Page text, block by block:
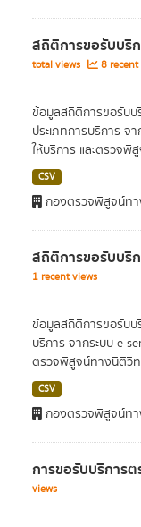
สถิติการขอรับบริ
total views
8 recent
ข้อมูลสถิติการขอรับ
ประเภทการบริการ จ
ให้บริการ และตรวจพิ
CSV
กองตรวจพิสูจน์ท
สถิติการขอรับบริ
1 recent views
ข้อมูลสถิติการขอรับบ
บริการ จากระบบ e-
ตรวจพิสูจน์ทางนิติวิท
CSV
กองตรวจพิสูจน์ท
การขอรับบริการ
views